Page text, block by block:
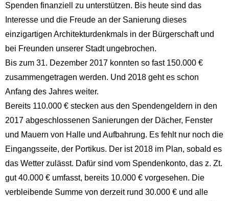
Spenden finanziell zu unterstützen. Bis heute sind das
Interesse und die Freude an der Sanierung dieses
einzigartigen Architekturdenkmals in der Bürgerschaft und
bei Freunden unserer Stadt ungebrochen.
Bis zum 31. Dezember 2017 konnten so fast 150.000 €
zusammengetragen werden. Und 2018 geht es schon
Anfang des Jahres weiter.
Bereits 110.000 € stecken aus den Spendengeldern in den
2017 abgeschlossenen Sanierungen der Dächer, Fenster
und Mauern von Halle und Aufbahrung. Es fehlt nur noch die
Eingangsseite, der Portikus. Der ist 2018 im Plan, sobald es
das Wetter zulässt. Dafür sind vom Spendenkonto, das z. Zt.
gut 40.000 € umfasst, bereits 10.000 € vorgesehen. Die
verbleibende Summe von derzeit rund 30.000 € und alle